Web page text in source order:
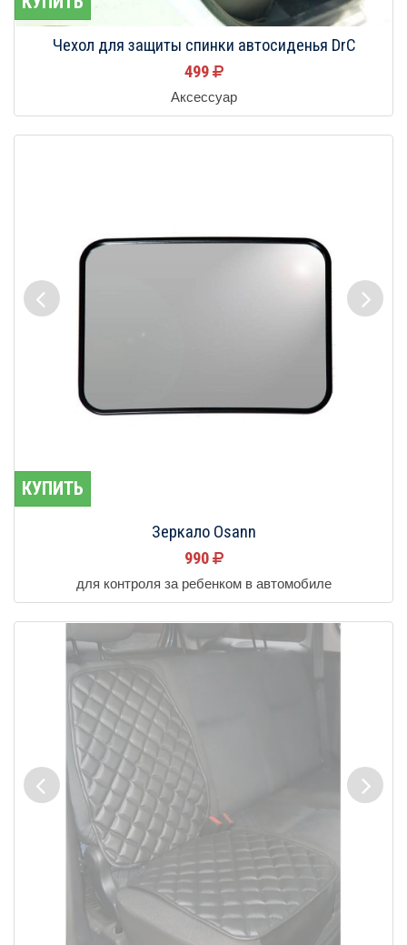
Чехол для защиты спинки автосиденья DrC
499
Аксессуар
КУПИТЬ
Зеркало Osann
990
для контроля за ребенком в автомобиле